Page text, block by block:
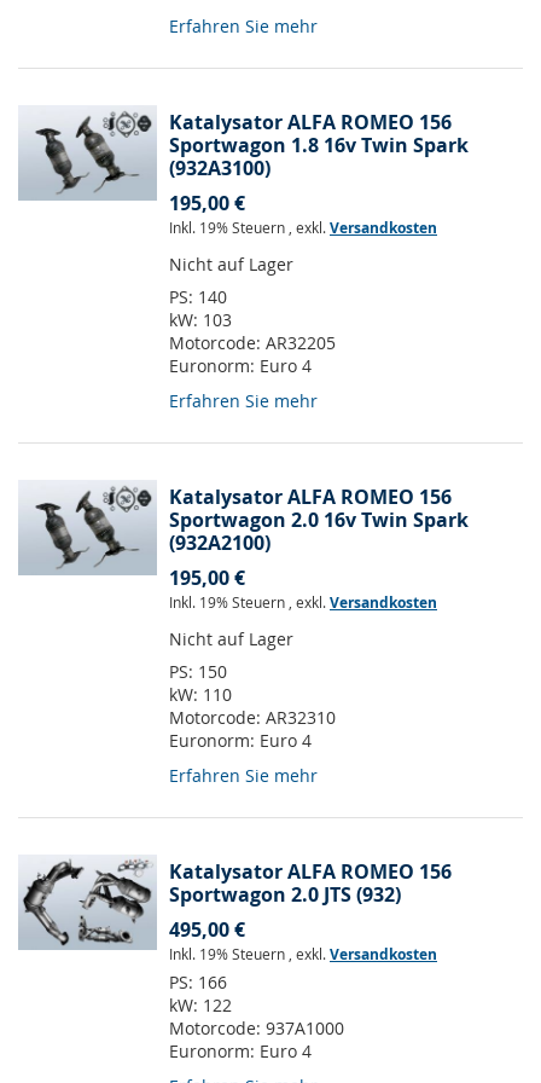
Erfahren Sie mehr
Katalysator ALFA ROMEO 156
Sportwagon 1.8 16v Twin Spark
(932A3100)
195,00 €
Inkl. 19% Steuern , exkl.Versandkosten
Nicht auf Lager
PS: 140
kW: 103
Motorcode: AR32205
Euronorm: Euro 4
Erfahren Sie mehr
Katalysator ALFA ROMEO 156
Sportwagon 2.0 16v Twin Spark
(932A2100)
195,00 €
Inkl. 19% Steuern , exkl.Versandkosten
Nicht auf Lager
PS: 150
kW: 110
Motorcode: AR32310
Euronorm: Euro 4
Erfahren Sie mehr
Katalysator ALFA ROMEO 156
Sportwagon 2.0 JTS (932)
495,00 €
Inkl. 19% Steuern , exkl.Versandkosten
PS: 166
kW: 122
Motorcode: 937A1000
Euronorm: Euro 4